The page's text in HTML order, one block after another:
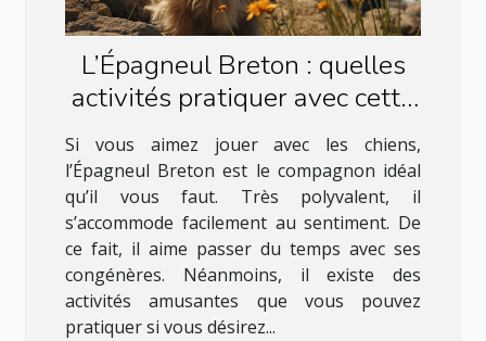
L’Épagneul Breton : quelles
activités pratiquer avec cette
race de chien ?
Si vous aimez jouer avec les chiens,
l’Épagneul Breton est le compagnon idéal
qu’il vous faut. Très polyvalent, il
s’accommode facilement au sentiment. De
ce fait, il aime passer du temps avec ses
congénères. Néanmoins, il existe des
activités amusantes que vous pouvez
pratiquer si vous désirez...